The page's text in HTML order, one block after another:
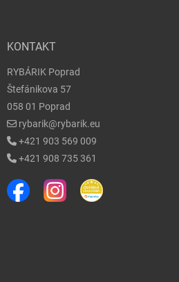
KONTAKT
RYBÁRIK Poprad
Štefánikova 57
058 01 Poprad
rybarik@rybarik.eu
+421 903 569 009
+421 908 735 361